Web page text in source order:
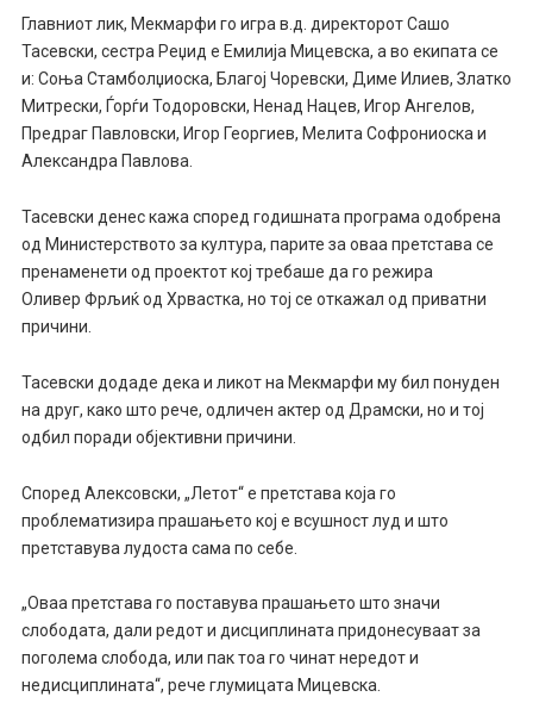
Главниот лик, Мекмарфи го игра в.д. директорот Сашо
Тасевски, сестра Реџид е Емилија Мицевска, а во екипата се
и: Соња Стамболџиоска, Благој Чоревски, Диме Илиев, Златко
Митрески, Ѓорѓи Тодоровски, Ненад Нацев, Игор Ангелов,
Предраг Павловски, Игор Георгиев, МелитаСофрониоскаи
Александра Павлова.
Тасевски денес кажа според годишната програма одобрена
од Министерството за култура, парите за оваа претстава се
пренаменети од проектот кој требаше да го режира
Оливер Фрљиќод Хрвастка, но тој се откажал од приватни
причини.
Тасевски додаде дека и ликот на Мекмарфи му бил понуден
на друг, како што рече, одличен актер од Драмски, но и тој
одбил поради објективни причини.
Според Алексовски, „Летот“ е претстава која го
проблематизира прашањето кој е всушност луд и што
претставува лудоста сама по себе.
„Оваа претстава го поставува прашањето што значи
слободата, дали редот и дисциплината придонесуваат за
поголема слобода, или пак тоа го чинат нередот и
недисциплината“, рече глумицата Мицевска.